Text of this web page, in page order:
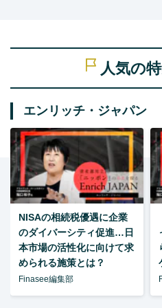
人気の
エンリッチ・ジャパン
NISAの相続税優遇に企業
のダイバーシティ促進…日
本市場の活性化に向けて求
められる施策とは？
Finasee編集部